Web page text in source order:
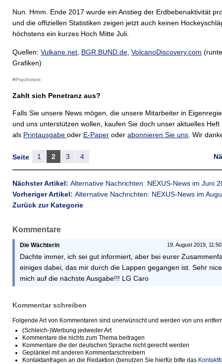
Nun. Hmm. Ende 2017 wurde ein Anstieg der Erdbebenaktivität
und die offiziellen Statistiken zeigen jetzt auch keinen
höchstens ein kurzes Hoch Mitte Juli.
Quellen: Vulkane.net BGR.BUND.de VolcanoDiscovery.com
Grafiken)
#Psychotest
Zahlt sich Penetranz aus?
Falls Sie unsere News mögen, die unsere Mitarbeiter in
und uns unterstützen wollen, kaufen Sie doch unser aktuelles Heft
als Printausgabe oder E-Paper oder abonnieren Sie uns . Wir
Seite 1 2 3 4
Nächster Artikel: Alternative Nachrichten: NEXUS-News im Juni
Vorheriger Artikel: Alternative Nachrichten: NEXUS-News im
Zurück zur Kategorie
Kommentare
19. August 2019,
Die Wächterin
Dachte immer, ich sei gut informiert, aber bei eurer
einiges dabei, das mir durch die Lappen gegangen ist. Sehr
mich auf die nächste Ausgabe!!! LG Caro
Kommentar schreiben
Folgende Art von Kommentaren sind unerwünscht und werden von uns
(Schleich-)Werbung jedweder Art
Kommentare die nichts zum Thema beitragen
Kommentare die der deutschen Sprache nicht gerecht werden
Geplänkel mit anderen Kommentarschreibern
Kontaktanfragen an die Redaktion (benutzen Sie hierfür bitte das